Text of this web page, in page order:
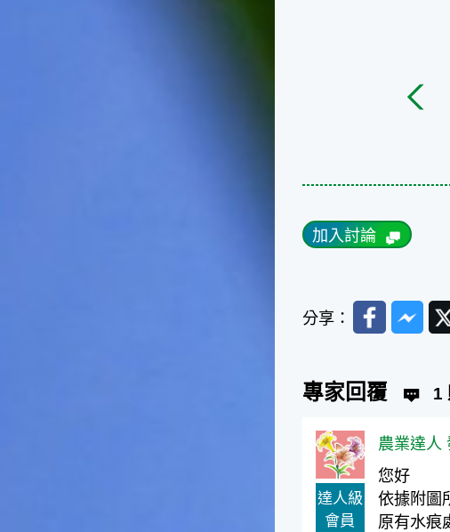
加入討論
分享：
Facebook
專家回覆 1
達人級
會員
農業達人
您好
依據附圖
原有水痕